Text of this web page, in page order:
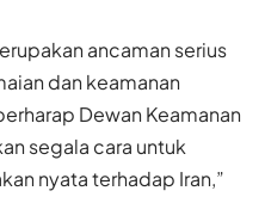
ancaman serius
dan keamanan
Dewan Keamanan
segala cara untuk
nyata terhadap Iran,”